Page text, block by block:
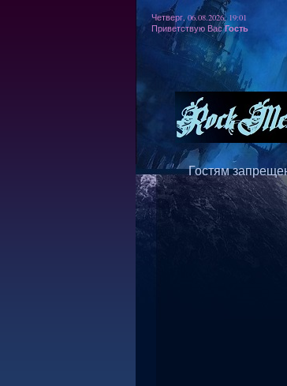
Четверг, 06.08.2026, 19:01
Приветствую Вас Гость
Гостям